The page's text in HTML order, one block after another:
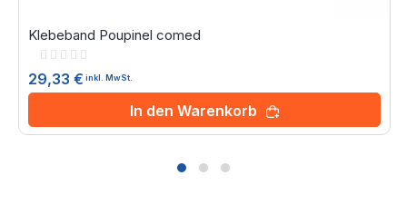
Klebeband Poupinel comed
Rating:
29,33 € inkl. MwSt.
In den Warenkorb